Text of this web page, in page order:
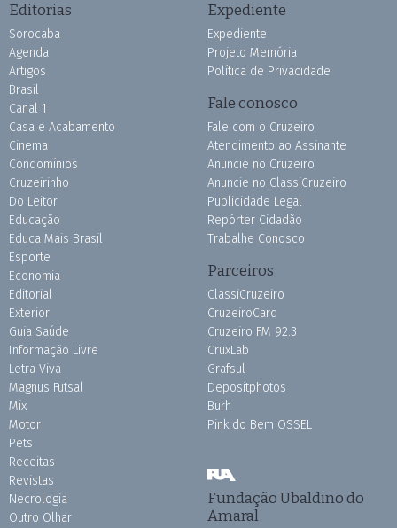
Editorias
Sorocaba
Agenda
Artigos
Brasil
Canal 1
Casa e Acabamento
Cinema
Condomínios
Cruzeirinho
Do Leitor
Educação
Educa Mais Brasil
Esporte
Economia
Editorial
Exterior
Guia Saúde
Informação Livre
Letra Viva
Magnus Futsal
Mix
Motor
Pets
Receitas
Revistas
Necrologia
Outro Olhar
Expediente
Expediente
Projeto Memória
Política de Privacidade
Fale conosco
Fale com o Cruzeiro
Atendimento ao Assinante
Anuncie no Cruzeiro
Anuncie no ClassiCruzeiro
Publicidade Legal
Repórter Cidadão
Trabalhe Conosco
Parceiros
ClassiCruzeiro
CruzeiroCard
Cruzeiro FM 92.3
CruxLab
Grafsul
Depositphotos
Burh
Pink do Bem OSSEL
Fundação Ubaldino do
Amaral